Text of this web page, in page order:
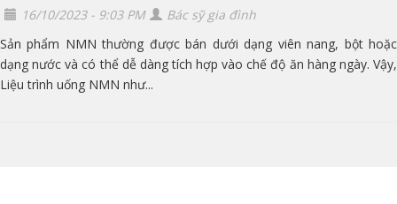
16/10/2023 - 9:03 PM
Bác sỹ gia đình
Sản phẩm NMN thường được bán dưới dạng viên nang, bột hoặc
dạng nước và có thể dễ dàng tích hợp vào chế độ ăn hàng ngày. Vậy,
Liệu trình uống NMN như...